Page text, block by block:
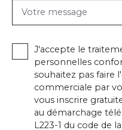
Votre message
J'accepte le
personnelles
souhaitez pas faire
commerciale par
vous inscrire
au démarchage
L223-1 du code de